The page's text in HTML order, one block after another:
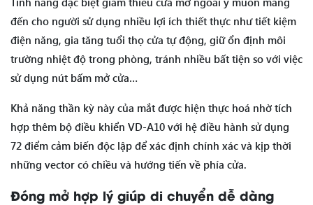
đến cho người sử dụng nhiều lợi ích thiết thực như tiết kiệm
điện năng, gia tăng tuổi thọ cửa tự động, giữ ổn định môi
trường nhiệt độ trong phòng, tránh nhiều bất tiện so với việc
sử dụng nút bấm mở cửa…
Khả năng thần kỳ này của mắt được hiện thực hoá nhờ tích
hợp thêm bộ điều khiển VD-A10 với hệ điều hành sử dụng
72 điểm cảm biến độc lập để xác định chính xác và kịp thời
những vector có chiều và hướng tiến về phía cửa.
Đóng mở hợp lý giúp di chuyển dễ dàng